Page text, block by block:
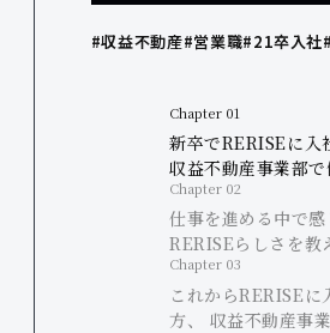
#収益不動産#営業職#21卒入社
Chapter 01
新卒でRERISEに入
収益不動産事業部
やりがいを感じる瞬
ください。
Chapter 02
仕事を進める中で感
RERISEらしさを教
い。
Chapter 03
これからRERISEに
方、 収益不動産事